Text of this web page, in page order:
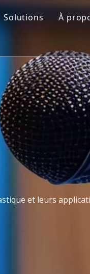
de moules
qualité
injection
Solutions
Insérer le moule
Moulage par
À
FAQ
et leurs